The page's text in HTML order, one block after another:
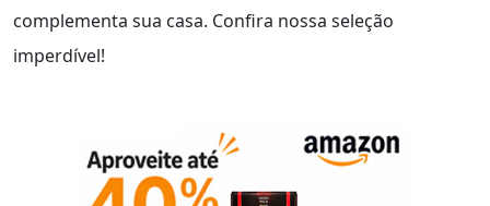
complementa sua casa. Confira nossa seleção
imperdível!